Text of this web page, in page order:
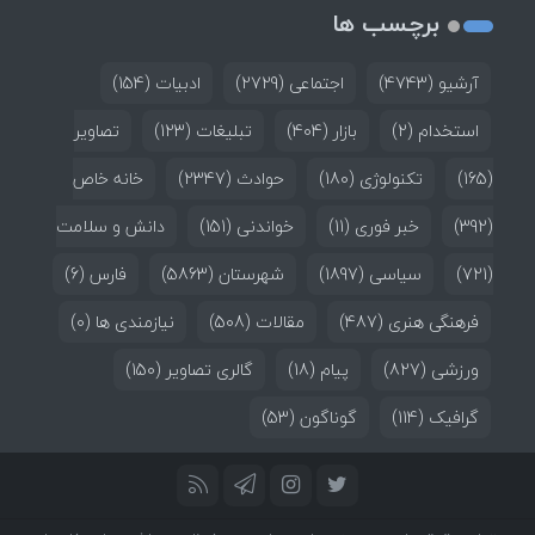
برچسب ها
آرشیو (4743) اجتماعی (2729) ادبیات (154)
استخدام (2) بازار (404) تبلیغات (123)
تصاویر
(165)
تکنولوژی (180) حوادث (2347)
خانه خاص
(392)
خبر فوری (11) خواندنی (151)
دانش و سلامت
(721)
سیاسی (1897) شهرستان (5863) فارس (6)
فرهنگی هنری (487) مقالات (508) نیازمندی ها (0)
ورزشی (827) پیام (18) گالری تصاویر (150)
گرافیک (114) گوناگون (53)